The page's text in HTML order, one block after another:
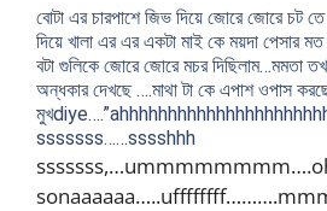
বোটা এর চারপাশে জিভ দিয়ে জোরে জোরে চট
দিয়ে খালা এর এর একটা মাই কে ময়দা পেসার
বটা গুলিকে জোরে জোরে মচর দিছিলাম…মমতা
অন্ধকার দেখছে ….মাথা টা কে এপাশ ওপাস
sssssss……sssshhh